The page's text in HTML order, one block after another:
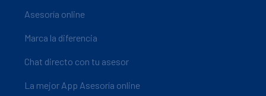
Asesoría online
Marca la diferencia
Chat directo con tu asesor
La mejor App Asesoría online